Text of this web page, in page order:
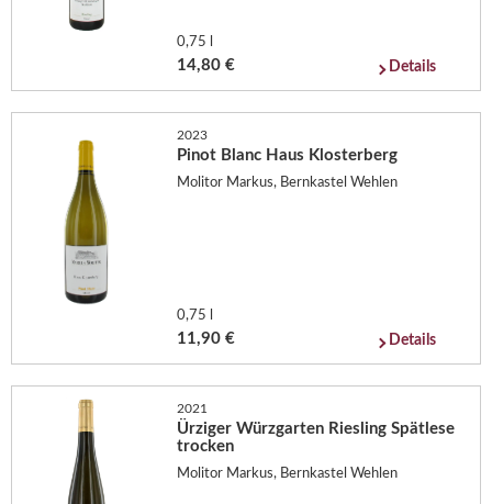
0,75 l
14,80 € Details
2023
Pinot Blanc Haus Klosterberg
Molitor Markus, Bernkastel Wehlen
0,75 l
11,90 € Details
2021
Ürziger Würzgarten Riesling Spätlese
trocken
Molitor Markus, Bernkastel Wehlen